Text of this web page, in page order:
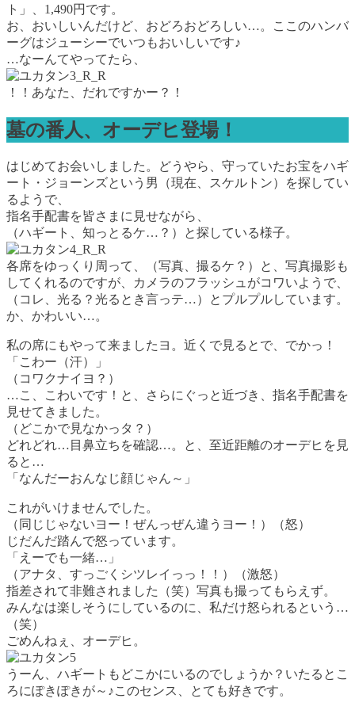
ト」、1,490円です。
お、おいしいんだけど、おどろおどろしい…。ここのハンバ
ーグはジューシーでいつもおいしいです♪
…なーんてやってたら、
！！あなた、だれですかー？！
墓の番人、オーデヒ登場！
はじめてお会いしました。どうやら、守っていたお宝をハギ
ート・ジョーンズという男（現在、スケルトン）を探してい
るようで、
指名手配書を皆さまに見せながら、
（ハギート、知っとるケ…？）と探している様子。
各席をゆっくり周って、（写真、撮るケ？）と、写真撮影も
してくれるのですが、カメラのフラッシュがコワいようで、
（コレ、光る？光るとき言っテ…）とプルプルしています。
か、かわいい…。
私の席にもやって来ましたヨ。近くで見るとで、でかっ！
「こわー（汗）」
（コワクナイヨ？）
…こ、こわいです！と、さらにぐっと近づき、指名手配書を
見せてきました。
（どこかで見なかっタ？）
どれどれ…目鼻立ちを確認…。と、至近距離のオーデヒを見
ると…
「なんだーおんなじ顔じゃん～」
これがいけませんでした。
（同じじゃないヨー！ぜんっぜん違うヨー！）（怒）
じだんだ踏んで怒っています。
「えーでも一緒…」
（アナタ、すっごくシツレイっっ！！）（激怒）
指差されて非難されました（笑）写真も撮ってもらえず。
みんなは楽しそうにしているのに、私だけ怒られるという…
（笑）
ごめんねぇ、オーデヒ。
うーん、ハギートもどこかにいるのでしょうか？いたるとこ
ろにぽきぽきが～♪このセンス、とても好きです。